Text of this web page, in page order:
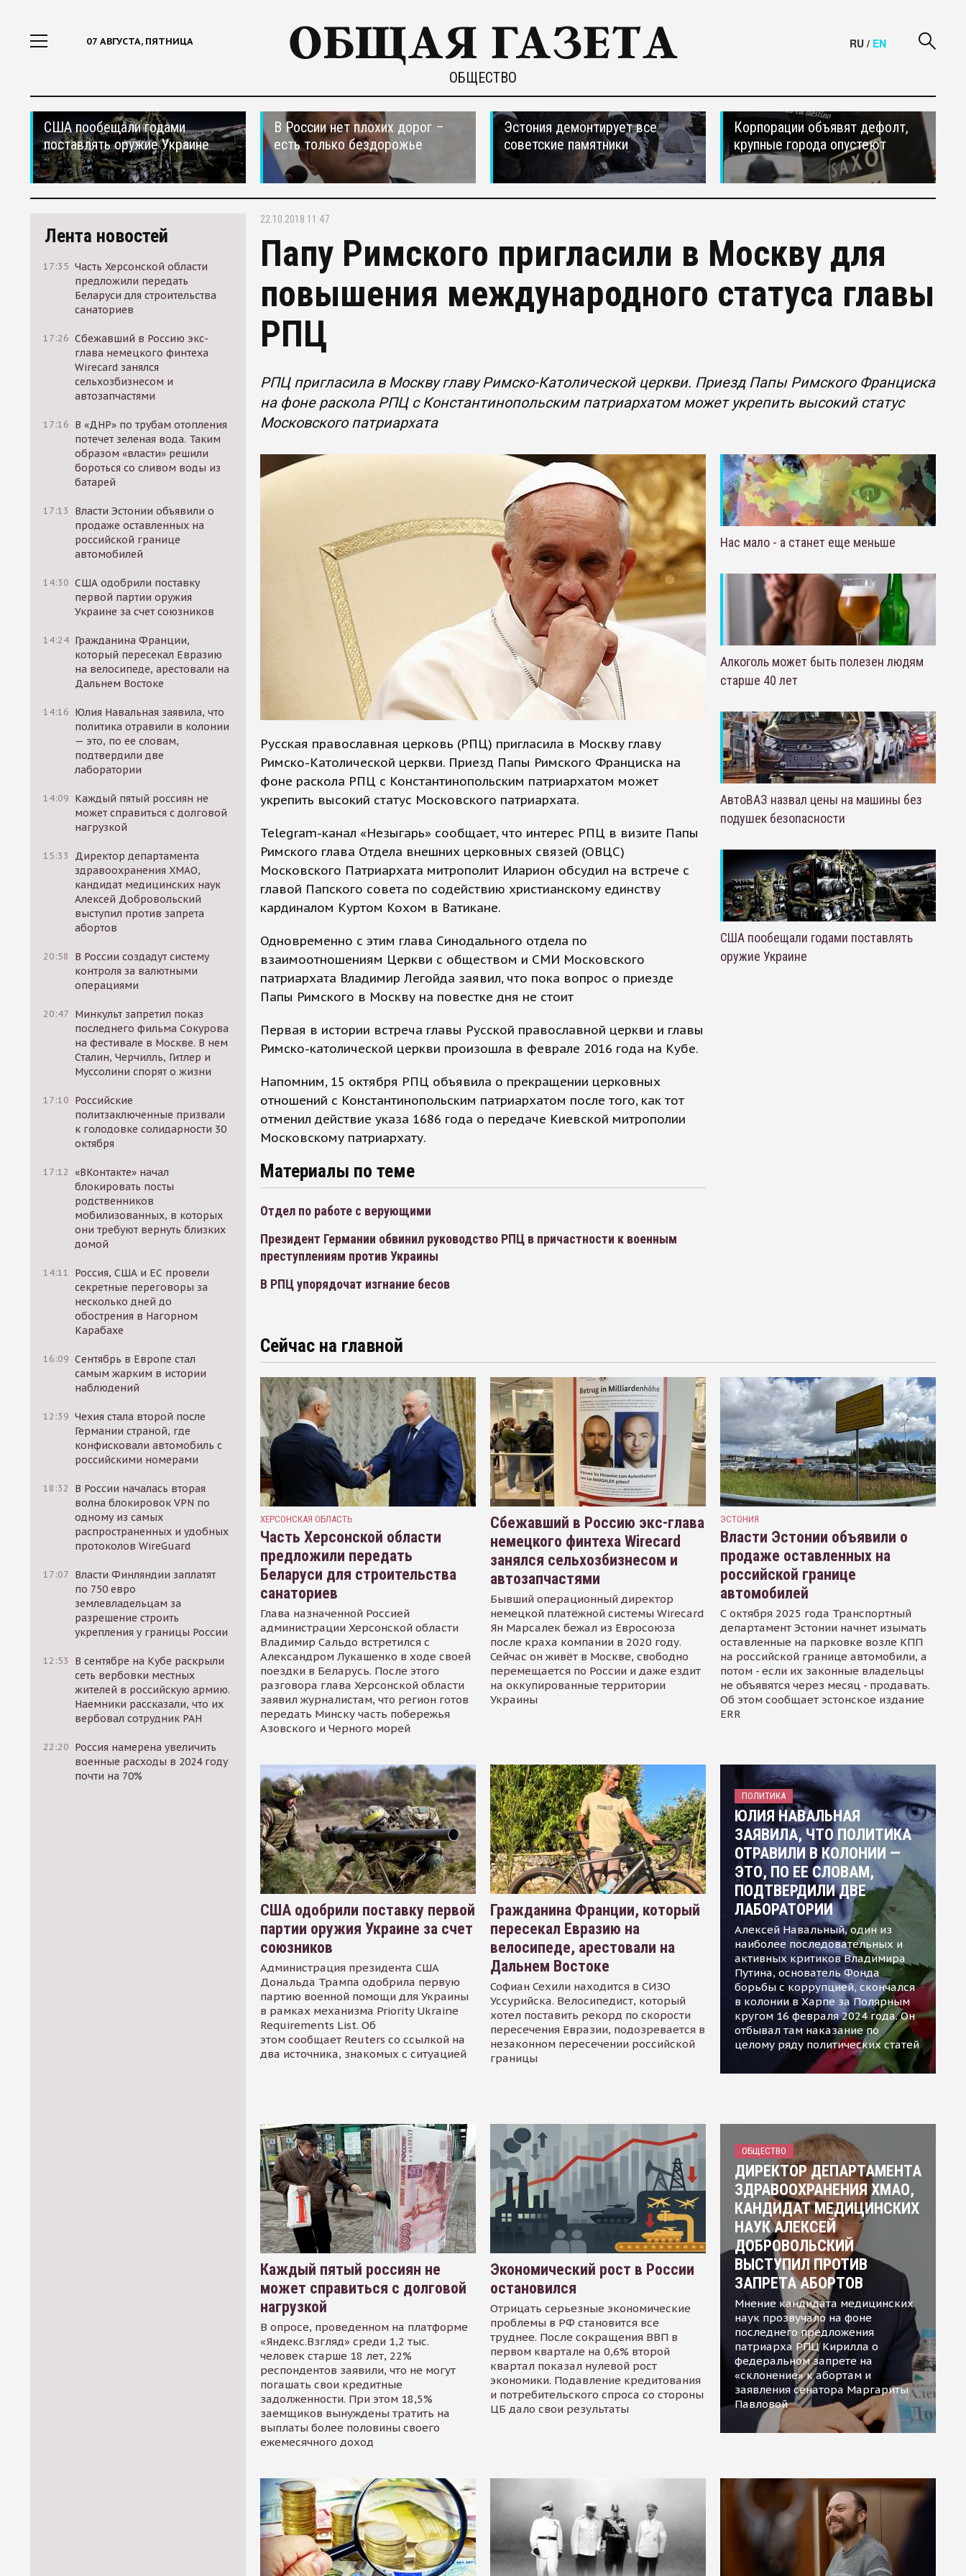
07 АВГУСТА, ПЯТНИЦА
ОБЩЕСТВО
RU / EN
США пообещали годами
поставлять оружие Украине
В России нет плохих дорог –
есть только бездорожье
Эстония демонтирует все
советские памятники
Корпорации объявят дефолт,
крупные города опустеют
Лента новостей
17:35 Часть Херсонской области
предложили передать
Беларуси для строительства
санаториев
17:26 Сбежавший в Россию экс-
глава немецкого финтеха
Wirecard занялся
сельхозбизнесом и
автозапчастями
17:16 В «ДНР» по трубам отопления
потечет зеленая вода. Таким
образом «власти» решили
бороться со сливом воды из
батарей
17:13
Власти Эстонии объявили о
продаже оставленных на
российской границе
автомобилей
14:30 США одобрили поставку
первой партии оружия
Украине за счет союзников
14:24 Гражданина Франции,
который пересекал Евразию
на велосипеде, арестовали на
Дальнем Востоке
14:16 Юлия Навальная заявила, что
политика отравили в колонии
— это, по ее словам,
подтвердили две
лаборатории
14:09 Каждый пятый россиян не
может справиться с долговой
нагрузкой
15:33
Директор департамента
здравоохранения ХМАО,
кандидат медицинских наук
Алексей Добровольский
выступил против запрета
абортов
20:58
В России создадут систему
контроля за валютными
операциями
20:47 Минкульт запретил показ
последнего фильма Сокурова
на фестивале в Москве. В нем
Сталин, Черчилль, Гитлер и
Муссолини спорят о жизни
17:10 Российские
политзаключенные призвали
к голодовке солидарности 30
октября
17:12 «ВКонтакте» начал
блокировать посты
родственников
мобилизованных, в которых
они требуют вернуть близких
домой
14:11
Россия, США и ЕС провели
секретные переговоры за
несколько дней до
обострения в Нагорном
Карабахе
16:09 Сентябрь в Европе стал
самым жарким в истории
наблюдений
12:39 Чехия стала второй после
Германии страной, где
конфисковали автомобиль с
российскими номерами
18:32
В России началась вторая
волна блокировок VPN по
одному из самых
распространенных и удобных
протоколов WireGuard
17:07 Власти Финляндии заплатят
по 750 евро
землевладельцам за
разрешение строить
укрепления у границы России
12:53
В сентябре на Кубе раскрыли
сеть вербовки местных
жителей в российскую армию.
Наемники рассказали, что их
вербовал сотрудник РАН
22:20 Россия намерена увеличить
военные расходы в 2024 году
почти на 70%
22.10.2018 11:47
Папу Римского пригласили в Москву для
повышения международного статуса главы
РПЦ
РПЦ пригласила в Москву главу Римско-Католической церкви. Приезд Папы Римского Франциска
на фоне раскола РПЦ с Константинопольским патриархатом может укрепить высокий статус
Московского патриархата
Русская православная церковь (РПЦ) пригласила в Москву главу
Римско-Католической церкви. Приезд Папы Римского Франциска на
фоне раскола РПЦ с Константинопольским патриархатом может
укрепить высокий статус Московского патриархата.
Telegram-канал «Незыгарь» сообщает, что интерес РПЦ в визите Папы
Римского глава Отдела внешних церковных связей (ОВЦС)
Московского Патриархата митрополит Иларион обсудил на встрече с
главой Папского совета по содействию христианскому единству
кардиналом Куртом Кохом в Ватикане.
Одновременно с этим глава Синодального отдела по
взаимоотношениям Церкви с обществом и СМИ Московского
патриархата Владимир Легойда заявил, что пока вопрос о приезде
Папы Римского в Москву на повестке дня не стоит
Первая в истории встреча главы Русской православной церкви и главы
Римско-католической церкви произошла в феврале 2016 года на Кубе.
Напомним, 15 октября РПЦ объявила о прекращении церковных
отношений с Константинопольским патриархатом после того, как тот
отменил действие указа 1686 года о передаче Киевской митрополии
Московскому патриархату.
Материалы по теме
Отдел по работе с верующими
Президент Германии обвинил руководство РПЦ в причастности к военным
преступлениям против Украины
В РПЦ упорядочат изгнание бесов
Нас мало - а станет еще меньше
Алкоголь может быть полезен людям
старше 40 лет
АвтоВАЗ назвал цены на машины без
подушек безопасности
США пообещали годами поставлять
оружие Украине
Сейчас на главной
ХЕРСОНСКАЯ ОБЛАСТЬ
Часть Херсонской области
предложили передать
Беларуси для строительства
санаториев
Глава назначенной Россией
администрации Херсонской области
Владимир Сальдо встретился с
Александром Лукашенко в ходе своей
поездки в Беларусь. После этого
разговора глава Херсонской области
заявил журналистам, что регион готов
передать Минску часть побережья
Азовского и Черного морей
Сбежавший в Россию экс-глава
немецкого финтеха Wirecard
занялся сельхозбизнесом и
автозапчастями
Бывший операционный директор
немецкой платёжной системы Wirecard
Ян Марсалек бежал из Евросоюза
после краха компании в 2020 году.
Сейчас он живёт в Москве, свободно
перемещается по России и даже ездит
на оккупированные территории
Украины
ЭСТОНИЯ
Власти Эстонии объявили о
продаже оставленных на
российской границе
автомобилей
С октября 2025 года Транспортный
департамент Эстонии начнет изымать
оставленные на парковке возле КПП
на российской границе автомобили, а
потом - если их законные владельцы
не объявятся через месяц - продавать.
Об этом сообщает эстонское издание
ERR
США одобрили поставку первой
партии оружия Украине за счет
союзников
Администрация президента США
Дональда Трампа одобрила первую
партию военной помощи для Украины
в рамках механизма Priority Ukraine
Requirements List. Об
этом сообщает Reuters со ссылкой на
два источника, знакомых с ситуацией
Гражданина Франции, который
пересекал Евразию на
велосипеде, арестовали на
Дальнем Востоке
Софиан Сехили находится в СИЗО
Уссурийска. Велосипедист, который
хотел поставить рекорд по скорости
пересечения Евразии, подозревается в
незаконном пересечении российской
границы
ПОЛИТИКА
ЮЛИЯ НАВАЛЬНАЯ
ЗАЯВИЛА, ЧТО ПОЛИТИКА
ОТРАВИЛИ В КОЛОНИИ —
ЭТО, ПО ЕЕ СЛОВАМ,
ПОДТВЕРДИЛИ ДВЕ
ЛАБОРАТОРИИ
Алексей Навальный, один из
наиболее последовательных и
активных критиков Владимира
Путина, основатель Фонда
борьбы с коррупцией, скончался
в колонии в Харпе за Полярным
кругом 16 февраля 2024 года. Он
отбывал там наказание по
целому ряду политических статей
Каждый пятый россиян не
может справиться с долговой
нагрузкой
В опросе, проведенном на платформе
«Яндекс.Взгляд» среди 1,2 тыс.
человек старше 18 лет, 22%
респондентов заявили, что не могут
погашать свои кредитные
задолженности. При этом 18,5%
заемщиков вынуждены тратить на
выплаты более половины своего
ежемесячного доход
Экономический рост в России
остановился
Отрицать серьезные экономические
проблемы в РФ становится все
труднее. После сокращения ВВП в
первом квартале на 0,6% второй
квартал показал нулевой рост
экономики. Подавление кредитования
и потребительского спроса со стороны
ЦБ дало свои результаты
ОБЩЕСТВО
ДИРЕКТОР ДЕПАРТАМЕНТА
ЗДРАВООХРАНЕНИЯ ХМАО,
КАНДИДАТ МЕДИЦИНСКИХ
НАУК АЛЕКСЕЙ
ДОБРОВОЛЬСКИЙ
ВЫСТУПИЛ ПРОТИВ
ЗАПРЕТА АБОРТОВ
Мнение кандидата медицинских
наук прозвучало на фоне
последнего предложения
патриарха РПЦ Кирилла о
федеральном запрете на
«склонение» к абортам и
заявления сенатора Маргариты
Павловой